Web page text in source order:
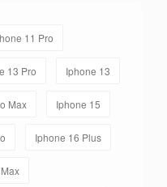
11 Pro
13 Pro Iphone 13
Max Iphone 15
Iphone 16 Plus